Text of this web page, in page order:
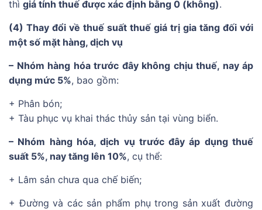
thì giá tính thuế được xác định bằng 0 (không).
(4) Thay đổi về thuế suất thuế giá trị gia tăng đối với
một số mặt hàng, dịch vụ
– Nhóm hàng hóa trước đây không chịu thuế, nay áp
dụng mức 5%, bao gồm:
+ Phân bón;
+ Tàu phục vụ khai thác thủy sản tại vùng biển.
– Nhóm hàng hóa, dịch vụ trước đây áp dụng thuế
suất 5%, nay tăng lên 10%, cụ thể:
+ Lâm sản chưa qua chế biến;
+ Đường và các sản phẩm phụ trong sản xuất đường